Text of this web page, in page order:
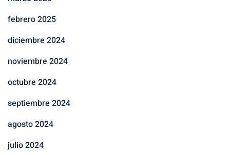
febrero 2025
diciembre 2024
noviembre 2024
octubre 2024
septiembre 2024
agosto 2024
julio 2024